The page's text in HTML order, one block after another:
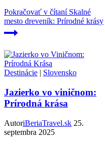
Pokračovať v čítaníSkalné
mesto dreveník: Prírodné krásy
Destinácie | Slovensko
Jazierko vo viničnom:
Prírodná krása
AutoriBeriaTravel.sk 25.
septembra 2025